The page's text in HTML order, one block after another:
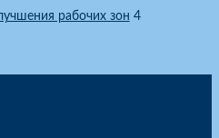
рабочих зон 4